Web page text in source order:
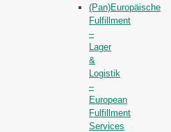
(Pan)Europäische
Fulfillment
–
Lager
&
Logistik
–
European
Fulfillment
Services